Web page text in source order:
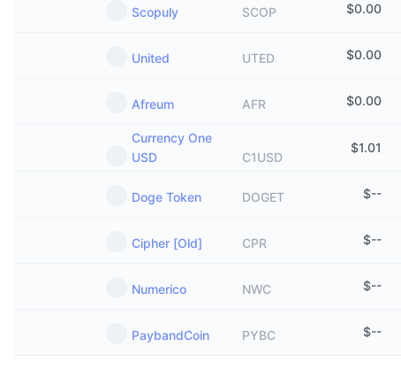
Scopuly SCOP $0.00
United UTED $0.00
Afreum AFR $0.00
Currency One
USD
C1USD
$1.01
Doge Token DOGET $--
Cipher [Old] CPR $--
Numerico NWC $--
PaybandCoin PYBC $--